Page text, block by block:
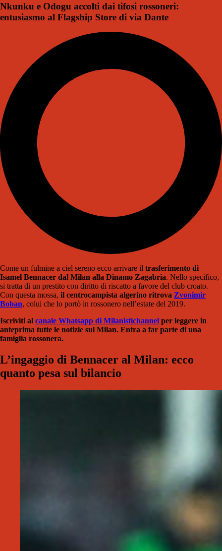
Nkunku e Odogu accolti dai tifosi rossoneri:
entusiasmo al Flagship Store di via Dante
Come un fulmine a ciel sereno ecco arrivare il trasferimento di
Isamel Bennacer dal Milan alla Dinamo Zagabria. Nello specifico,
si tratta di un prestito con diritto di riscatto a favore del club croato.
Con questa mossa, il centrocampista algerino ritrova Zvonimir
Boban, colui che lo portò in rossonero nell’estate del 2019.
Iscriviti al canale Whatsapp di Milanistichannel per leggere in
anteprima tutte le notizie sul Milan. Entra a far parte di una
famiglia rossonera.
L’ingaggio di Bennacer al Milan: ecco
quanto pesa sul bilancio